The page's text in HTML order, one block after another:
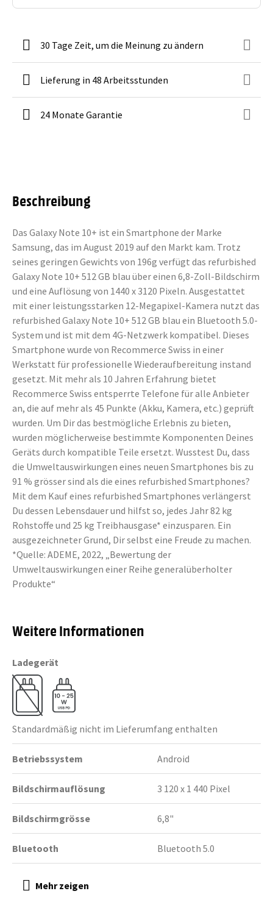
30 Tage Zeit, um die Meinung zu ändern
Lieferung in 48 Arbeitsstunden
24 Monate Garantie
Beschreibung
Das Galaxy Note 10+ ist ein Smartphone der Marke
Samsung, das im August 2019 auf den Markt kam. Trotz
seines geringen Gewichts von 196g verfügt das refurbished
Galaxy Note 10+ 512 GB blau über einen 6,8-Zoll-Bildschirm
und eine Auflösung von 1440 x 3120 Pixeln. Ausgestattet
mit einer leistungsstarken 12-Megapixel-Kamera nutzt das
refurbished Galaxy Note 10+ 512 GB blau ein Bluetooth 5.0-
System und ist mit dem 4G-Netzwerk kompatibel. Dieses
Smartphone wurde von Recommerce Swiss in einer
Werkstatt für professionelle Wiederaufbereitung instand
gesetzt. Mit mehr als 10 Jahren Erfahrung bietet
Recommerce Swiss entsperrte Telefone für alle Anbieter
an, die auf mehr als 45 Punkte (Akku, Kamera, etc.) geprüft
wurden. Um Dir das bestmögliche Erlebnis zu bieten,
wurden möglicherweise bestimmte Komponenten Deines
Geräts durch kompatible Teile ersetzt. Wusstest Du, dass
die Umweltauswirkungen eines neuen Smartphones bis zu
91 % grösser sind als die eines refurbished Smartphones?
Mit dem Kauf eines refurbished Smartphones verlängerst
Du dessen Lebensdauer und hilfst so, jedes Jahr 82 kg
Rohstoffe und 25 kg Treibhausgase* einzusparen. Ein
ausgezeichneter Grund, Dir selbst eine Freude zu machen.
*Quelle: ADEME, 2022, „Bewertung der
Umweltauswirkungen einer Reihe generalüberholter
Produkte“
Weitere Informationen
Ladegerät
Standardmäßig nicht im Lieferumfang enthalten
Betriebssystem Android
Bildschirmauflösung 3 120 x 1 440 Pixel
Bildschirmgrösse 6,8"
Bluetooth Bluetooth 5.0